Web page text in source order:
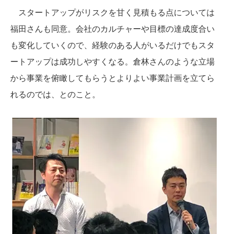
スタートアップがリスクを甘く見積もる点については
福田さんも同意。会社のカルチャーや目標の達成度合い
も変化していくので、経験のある人がいるだけでもスタ
ートアップは成功しやすくなる。倉林さんのような立場
から事業を俯瞰してもらうとよりよい事業計画を立てら
れるのでは、とのこと。